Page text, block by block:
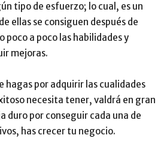
tipo de esfuerzo; lo cual, es un
ellas se consiguen después de
poco a poco las habilidades y
mejoras.
hagas por adquirir las cualidades
necesita tener, valdrá en gran
duro por conseguir cada una de
has crecer tu negocio.